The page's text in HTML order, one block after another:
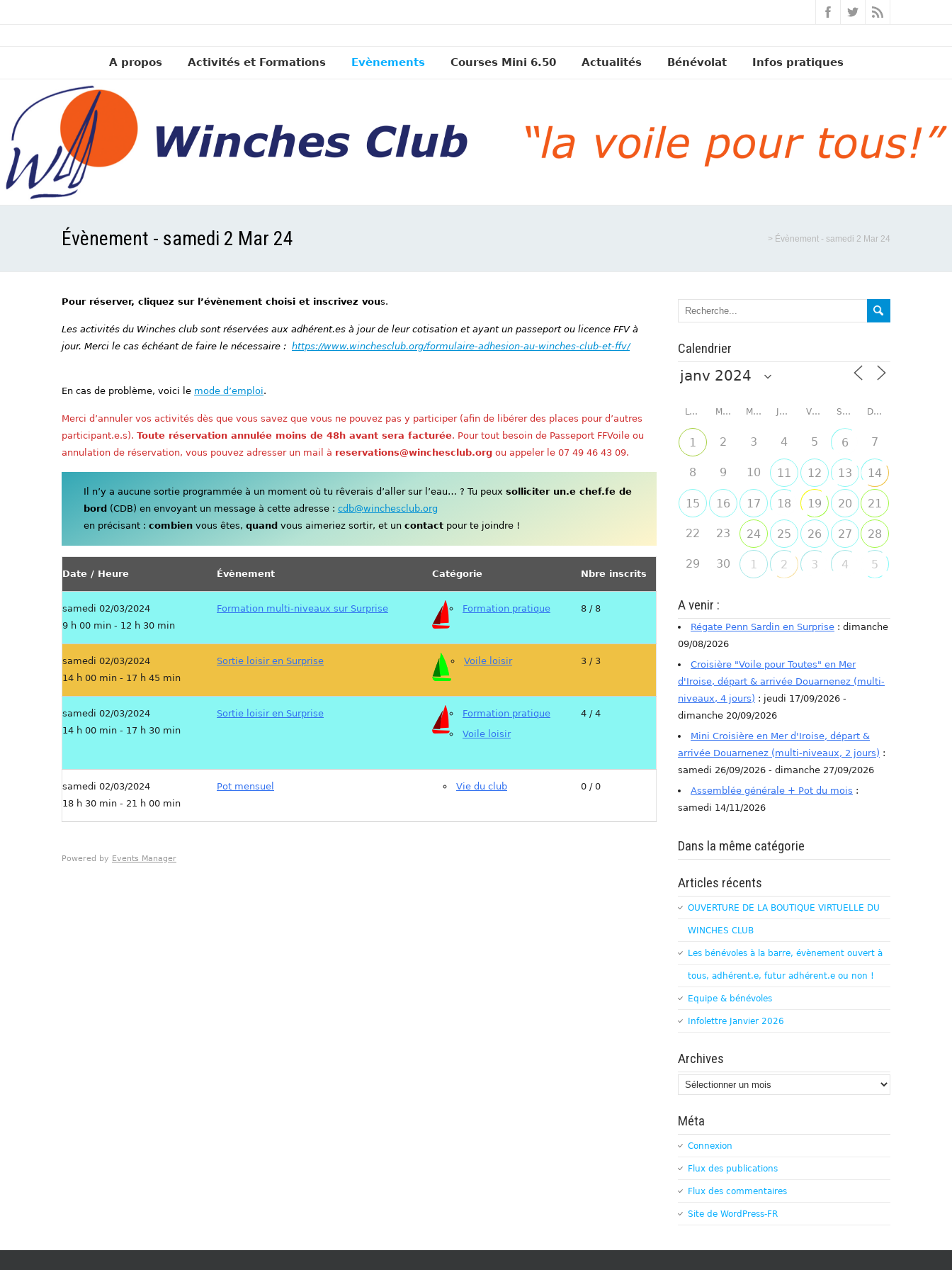
A propos Activités et Formations Evènements Courses Mini 6.50 Actualités Bénévolat Infos pratiques
Évènement - samedi 2 Mar 24 > Évènement - samedi 2 Mar 24
Pour réserver, cliquez sur l’évènement choisi et inscrivez vous.
Les activités du Winches club sont réservées aux adhérent.es à jour de leur cotisation et ayant un passeport ou licence FFV à
jour. Merci le cas échéant de faire le nécessaire : https://www.winchesclub.org/formulaire-adhesion-au-winches-club-et-ffv/
En cas de problème, voici le mode d’emploi.
Merci d’annuler vos activités dès que vous savez que vous ne pouvez pas y participer (afin de libérer des places pour d’autres
participant.e.s). Toute réservation annulée moins de 48h avant sera facturée. Pour tout besoin de Passeport FFVoile ou
annulation de réservation, vous pouvez adresser un mail à reservations@winchesclub.org ou appeler le 07 49 46 43 09.
Il n’y a aucune sortie programmée à un moment où tu rêverais d’aller sur l’eau… ? Tu peux solliciter un.e chef.fe de
bord (CDB) en envoyant un message à cette adresse : cdb@winchesclub.org
en précisant : combienvous êtes, quand vous aimeriez sortir, et un contactpour te joindre !
Date / Heure Évènement Catégorie Nbre inscrits
samedi 02/03/2024
9 h 00 min - 12 h 30 min
Formation multi-niveaux sur Surprise Formation pratique 8 / 8
samedi 02/03/2024
14 h 00 min - 17 h 45 min
Sortie loisir en Surprise Voile loisir 3 / 3
samedi 02/03/2024
14 h 00 min - 17 h 30 min
Sortie loisir en Surprise
Formation pratique
Voile loisir
4 / 4
samedi 02/03/2024
18 h 30 min - 21 h 00 min
Pot mensuel Vie du club 0 / 0
Powered by Events Manager
Calendrier
LUNDI MARDI MERCREDI JEUDI VENDREDI SAMEDI DIMANCHE
1 2 3 4 5 6 7
8 9 10 11 12 13 14
15 16 17 18 19 20 21
22 23 24 25 26 27 28
29 30 1 2 3 4 5
A venir :
Régate Penn Sardin en Surprise : dimanche
09/08/2026
Croisière "Voile pour Toutes" en Mer
d'Iroise, départ & arrivée Douarnenez (multi-
niveaux, 4 jours) : jeudi 17/09/2026 -
dimanche 20/09/2026
Mini Croisière en Mer d'Iroise, départ &
arrivée Douarnenez (multi-niveaux, 2 jours) :
samedi 26/09/2026 - dimanche 27/09/2026
Assemblée générale + Pot du mois :
samedi 14/11/2026
Dans la même catégorie
Articles récents
OUVERTURE DE LA BOUTIQUE VIRTUELLE DU
WINCHES CLUB
Les bénévoles à la barre, évènement ouvert à
tous, adhérent.e, futur adhérent.e ou non !
Equipe & bénévoles
Infolettre Janvier 2026
Archives
Archives
Méta
Connexion
Flux des publications
Flux des commentaires
Site de WordPress-FR